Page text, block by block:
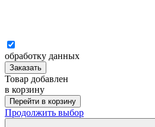
обработку данных
Заказать
Товар добавлен
в корзину
Перейти в корзину
Продолжить выбор